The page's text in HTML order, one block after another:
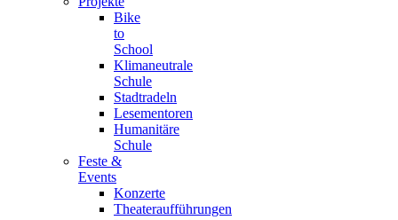
Bike
to
School
Klimaneutrale
Schule
Stadtradeln
Lesementoren
Humanitäre
Schule
Feste &
Events
Konzerte
Theateraufführungen